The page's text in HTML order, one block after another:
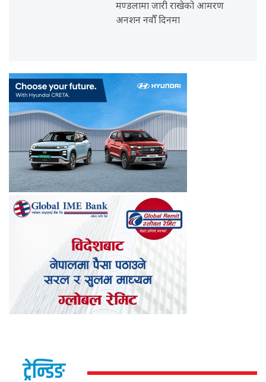
मण्डलामा जारी राखेको आमरण
अनशन नवौँ दिनमा
ट्रेन्डिङ